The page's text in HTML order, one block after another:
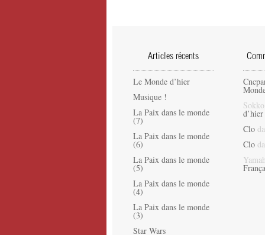
Articles récents
Le Monde d’hier
Musique !
La Paix dans le monde
(7)
La Paix dans le monde
(6)
La Paix dans le monde
(5)
La Paix dans le monde
(4)
La Paix dans le monde
(3)
Star Wars
Sokko
d’hier
Clo
Clo